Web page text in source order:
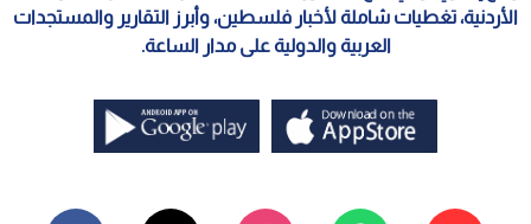
الأردنية، تغطيات شاملة لأخبار فلسطين، وأبرز التقارير والمستجدات
العربية والدولية على مدار الساعة.